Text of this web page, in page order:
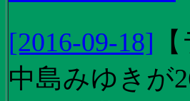
[2016-09-18] 【
中島みゆきが